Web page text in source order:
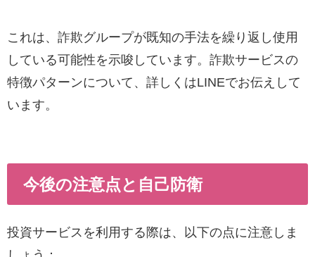
これは、詐欺グループが既知の手法を繰り返し使用
している可能性を示唆しています。詐欺サービスの
特徴パターンについて、詳しくはLINEでお伝えして
います。
今後の注意点と自己防衛
投資サービスを利用する際は、以下の点に注意しま